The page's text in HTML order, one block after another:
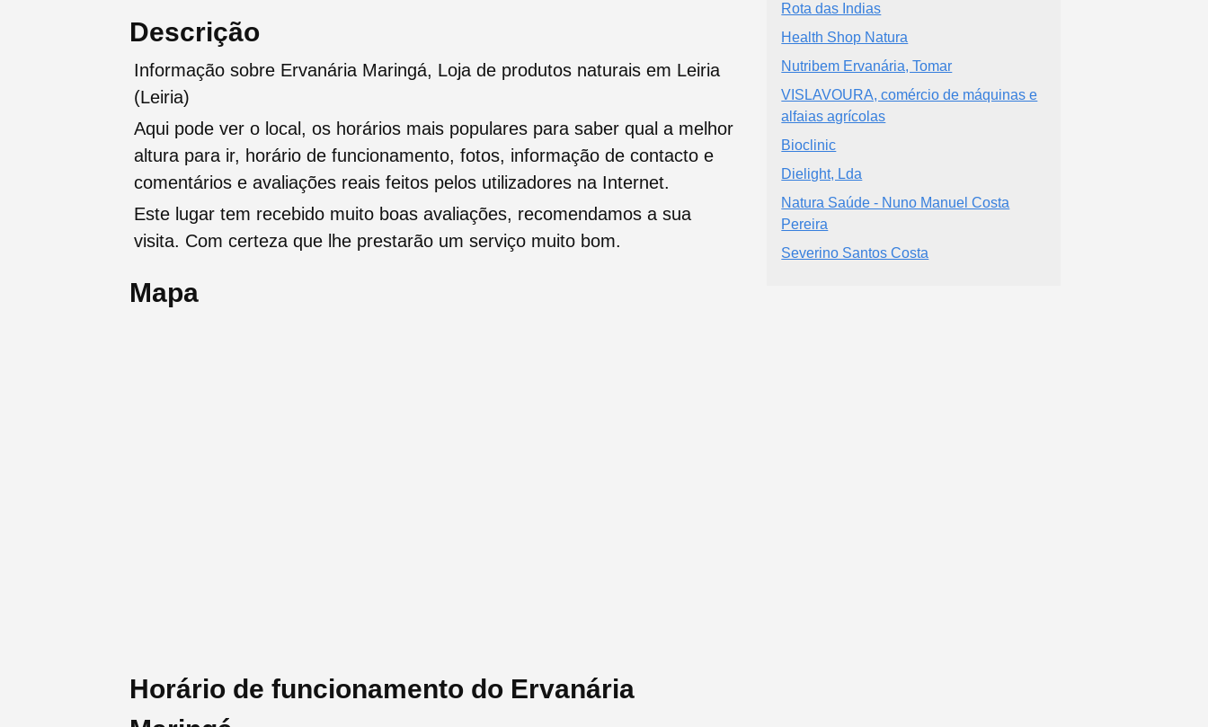
Descrição
Informação sobre Ervanária Maringá, Loja de produtos naturais em Leiria
(Leiria)
Aqui pode ver o local, os horários mais populares para saber qual a melhor
altura para ir, horário de funcionamento, fotos, informação de contacto e
comentários e avaliações reais feitos pelos utilizadores na Internet.
Este lugar tem recebido muito boas avaliações, recomendamos a sua
visita. Com certeza que lhe prestarão um serviço muito bom.
Mapa
Horário de funcionamento do Ervanária
Rota das Indias
Health Shop Natura
Nutribem Ervanária, Tomar
VISLAVOURA, comércio de máquinas e
alfaias agrícolas
Bioclinic
Dielight, Lda
Natura Saúde - Nuno Manuel Costa
Pereira
Severino Santos Costa